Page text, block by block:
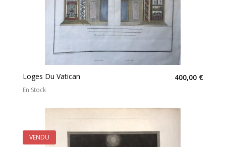
Loges Du Vatican 400,00 €
En Stock
VENDU